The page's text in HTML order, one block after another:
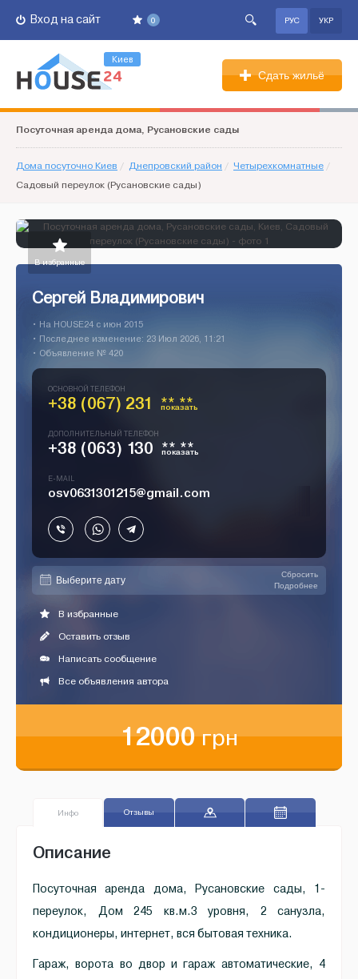
0
Вход на сайт РУС УКР
Киев
Сдать жильё
Посуточная аренда дома, Русановские сады
Дома посуточно Киев / Днепровский район / Четырехкомнатные /
Садовый переулок (Русановские сады)
В избранные
Сергей Владимирович
• На HOUSE24 c июн 2015
• Последнее изменение: 23 Июл 2026, 11:21
• Объявление № 420
ОСНОВНОЙ ТЕЛЕФОН
+38 (067) 231 ** **
показать
ДОПОЛНИТЕЛЬНЫЙ ТЕЛЕФОН
+38 (063) 130 ** **
показать
E-MAIL
osv0631301215@gmail.com
Сбросить
Подробнее
В избранные
Оставить отзыв
Написать сообщение
Все объявления автора
12000грн
Инфо Отзывы
Описание
Посуточная аренда дома, Русановские сады, 1-
переулок, Дом 245 кв.м.3 уровня, 2 санузла,
кондиционеры, интернет, вся бытовая техника.
Гараж, ворота во двор и гараж автоматические, 4